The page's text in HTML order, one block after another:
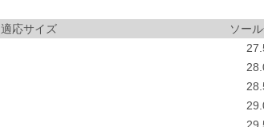
適応サイズ
ソー